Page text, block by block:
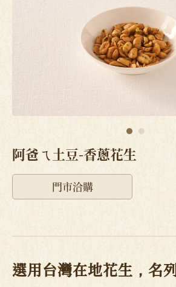
阿爸ㄟ土豆-香蔥花生
門市洽購
選用台灣在地花生，名